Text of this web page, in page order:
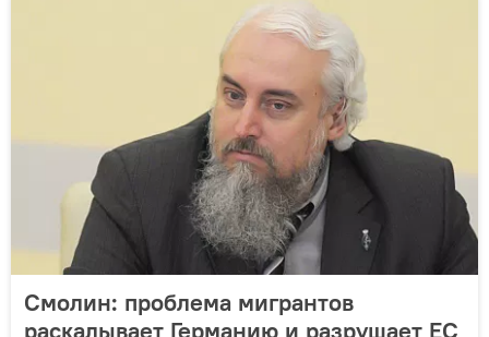
Смолин: проблема мигрантов
раскалывает Германию и разрушает ЕС